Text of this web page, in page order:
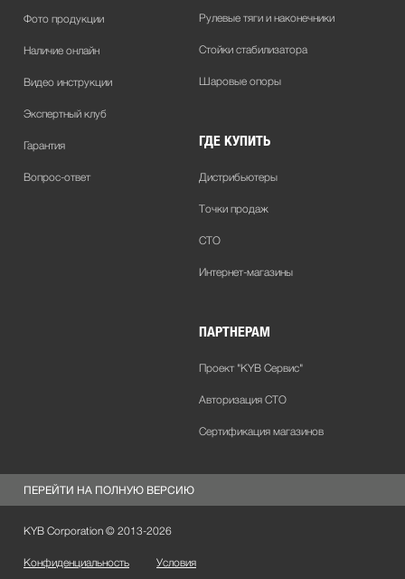
Фото продукции
Наличие онлайн
Видео инструкции
Экспертный клуб
Гарантия
Вопрос-ответ
Рулевые тяги и наконечники
Стойки стабилизатора
Шаровые опоры
ГДЕ КУПИТЬ
Дистрибьютеры
Точки продаж
СТО
Интернет-магазины
ПАРТНЕРАМ
Проект "KYB Сервис"
Авторизация СТО
Сертификация магазинов
ПЕРЕЙТИ НА ПОЛНУЮ ВЕРСИЮ
KYB Corporation © 2013-2026
Конфиденциальность Условия